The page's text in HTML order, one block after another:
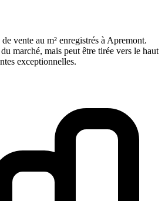
vente au m² enregistrés à Apremont.
marché, mais peut être tirée vers le haut
exceptionnelles.